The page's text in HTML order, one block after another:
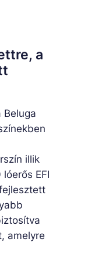
a
Beluga
illik
EFI
amelyre